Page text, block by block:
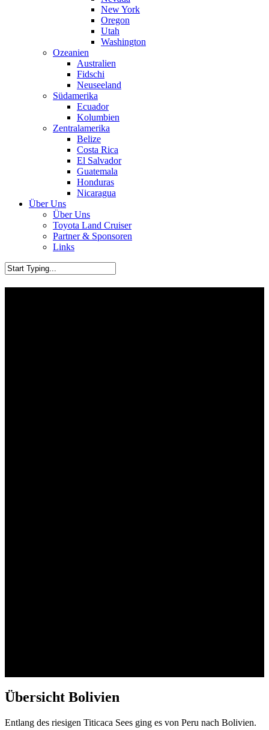
New York
Oregon
Utah
Washington
Ozeanien
Australien
Fidschi
Neuseeland
Südamerika
Ecuador
Kolumbien
Zentralamerika
Belize
Costa Rica
El Salvador
Guatemala
Honduras
Nicaragua
Über Uns
Über Uns
Toyota Land Cruiser
Partner & Sponsoren
Links
Übersicht Bolivien
Entlang des riesigen Titicaca Sees ging es von Peru nach Bolivien.